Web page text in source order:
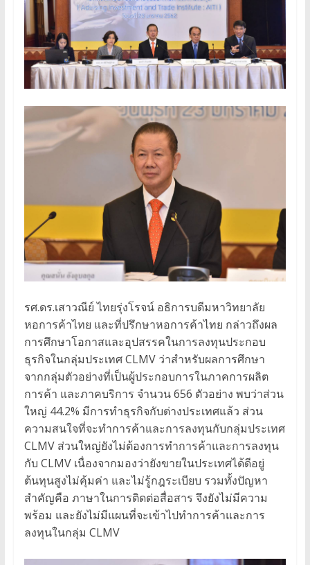
รศ.ดร.เสาวณีย์ ไทยรุ่งโรจน์ อธิการบดีมหาวิทยาลัย
หอการค้าไทย และที่ปรึกษาหอการค้าไทย กล่าวถึงผล
การศึกษาโอกาสและอุปสรรคในการลงทุนประกอบ
ธุรกิจในกลุ่มประเทศ CLMV ว่าสำหรับผลการศึกษา
จากกลุ่มตัวอย่างที่เป็นผู้ประกอบการในภาคการผลิต
การค้า และภาคบริการ จำนวน 656 ตัวอย่าง พบว่าส่วน
ใหญ่ 44.2% มีการทำธุรกิจกับต่างประเทศแล้ว ส่วน
ความสนใจที่จะทำการค้าและการลงทุนกับกลุ่มประเทศ
CLMV ส่วนใหญ่ยังไม่ต้องการทำการค้าและการลงทุน
กับ CLMV เนื่องจากมองว่ายังขายในประเทศได้ดีอยู่
ต้นทุนสูงไม่คุ้มค่า และไม่รู้กฎระเบียบ รวมทั้งปัญหา
สำคัญคือ ภาษาในการติดต่อสื่อสาร จึงยังไม่มีความ
พร้อม และยังไม่มีแผนที่จะเข้าไปทำการค้าและการ
ลงทุนในกลุ่ม CLMV